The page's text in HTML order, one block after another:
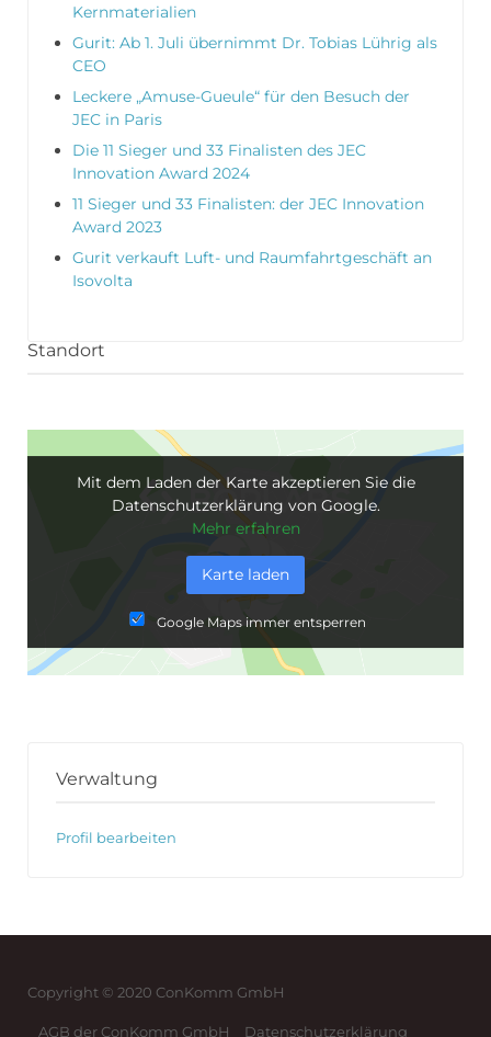
Kernmaterialien
Gurit: Ab 1. Juli übernimmt Dr. Tobias Lührig als
CEO
Leckere „Amuse-Gueule“ für den Besuch der
JEC in Paris
Die 11 Sieger und 33 Finalisten des JEC
Innovation Award 2024
11 Sieger und 33 Finalisten: der JEC Innovation
Award 2023
Gurit verkauft Luft- und Raumfahrtgeschäft an
Isovolta
Standort
Mit dem Laden der Karte akzeptieren Sie die
Datenschutzerklärung von Google.
Mehr erfahren
Karte laden
Google Maps immer entsperren
Verwaltung
Profil bearbeiten
Copyright © 2020 ConKomm GmbH
AGB der ConKomm GmbH Datenschutzerklärung